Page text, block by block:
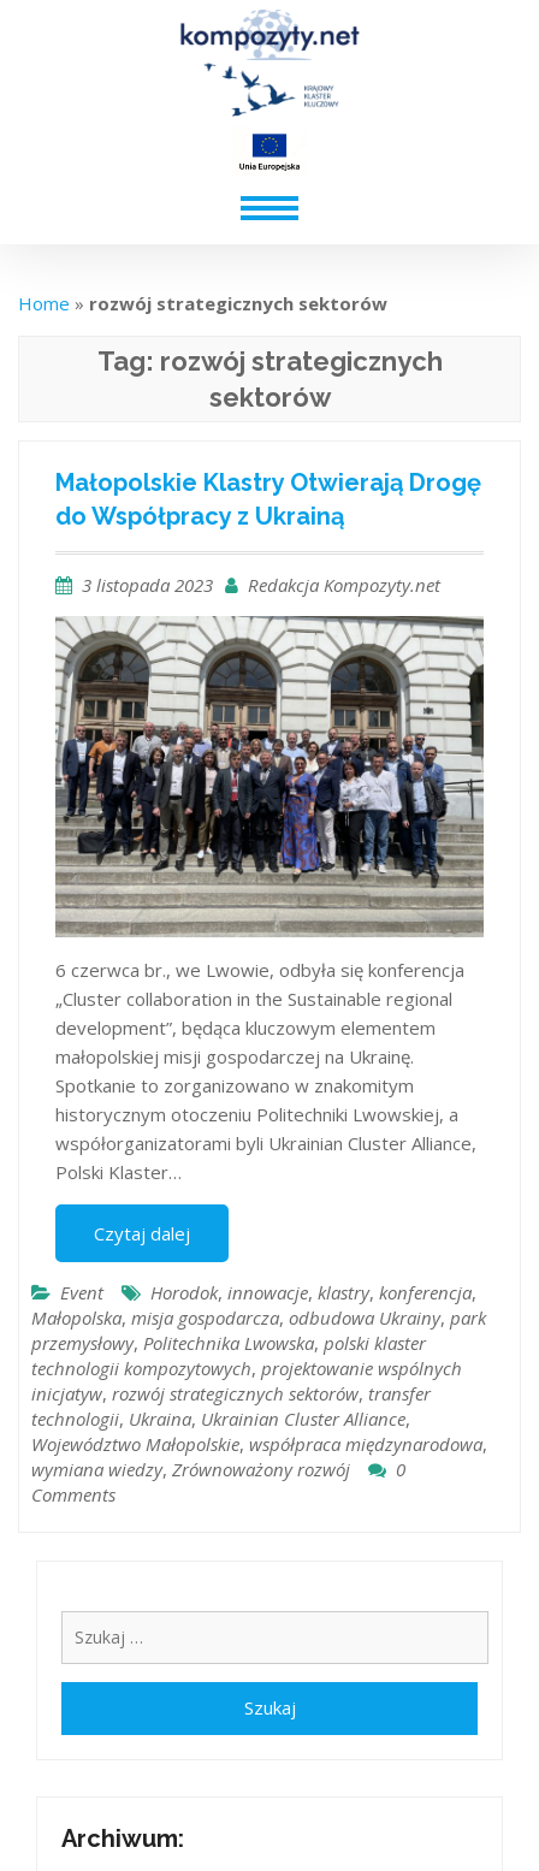
Home » rozwój strategicznych sektorów
Tag: rozwój strategicznych
sektorów
Małopolskie Klastry Otwierają Drogę
do Współpracy z Ukrainą
3 listopada 2023 Redakcja Kompozyty.net
6 czerwca br., we Lwowie, odbyła się konferencja
„Cluster collaboration in the Sustainable regional
development”, będąca kluczowym elementem
małopolskiej misji gospodarczej na Ukrainę.
Spotkanie to zorganizowano w znakomitym
historycznym otoczeniu Politechniki Lwowskiej, a
współorganizatorami byli Ukrainian Cluster Alliance,
Polski Klaster…
Czytaj dalej
Event Horodok, innowacje, klastry, konferencja,
Małopolska, misja gospodarcza, odbudowa Ukrainy, park
przemysłowy, Politechnika Lwowska, polski klaster
technologii kompozytowych, projektowanie wspólnych
inicjatyw, rozwój strategicznych sektorów, transfer
technologii, Ukraina, Ukrainian Cluster Alliance,
Województwo Małopolskie, współpraca międzynarodowa,
wymiana wiedzy, Zrównoważony rozwój
0
Comments
Archiwum: